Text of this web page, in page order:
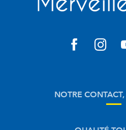
NOTRE